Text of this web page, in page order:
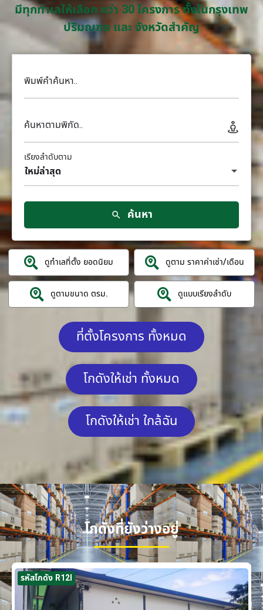
มีทุกทำเลให้เลือก กว่า 30 โครงการ ทั้งในกรุงเทพ
ปริมณฑล และ จังหวัดสำคัญ
พิมพ์คำค้นหา..
ค้นหาตามพิกัด..
ใหม่ล่าสุด
เรียงลำดับตาม
ค้นหา
ดูทำเลที่ตั้ง ยอดนิยม ดูตาม ราคาค่าเช่า/เดือน
ดูตามขนาด ตรม. ดูแบบเรียงลำดับ
ที่ตั้งโครงการ ทั้งหมด
โกดังให้เช่า ทั้งหมด
โกดังให้เช่า ใกล้ฉัน
โกดังที่ยังว่างอยู่
รหัสโกดัง R12I